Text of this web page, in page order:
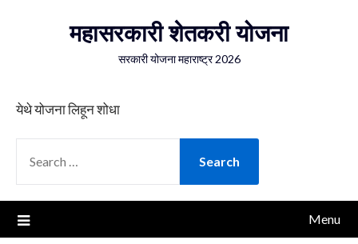
महासरकारी शेतकरी योजना
सरकारी योजना महाराष्ट्र 2026
येथे योजना लिहून शोधा
FOR:
Menu